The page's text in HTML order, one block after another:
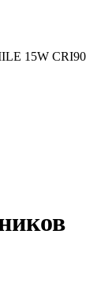
15W CRI90